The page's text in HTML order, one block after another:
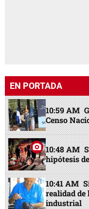
EN PORTADA
10:59 AM
Censo
10:48 AM
hipótesis
10:41 AM
realidad de
industrial